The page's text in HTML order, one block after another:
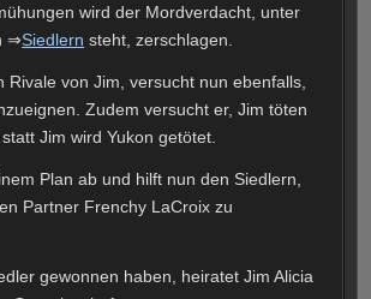
wird der Mordverdacht, unter
⇒Siedlern steht, zerschlagen.
Rivale von Jim, versucht nun ebenfalls,
Zudem versucht er, Jim töten
Jim wird Yukon getötet.
Plan ab und hilft nun den Siedlern,
Partner Frenchy LaCroix zu
gewonnen haben, heiratet Jim Alicia